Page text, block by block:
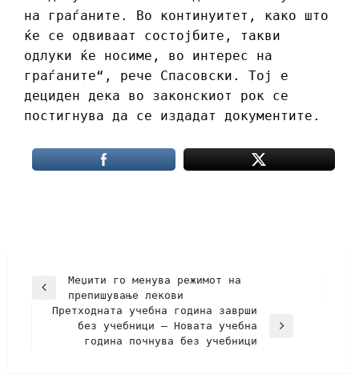
на граѓаните. Во континуитет, како што
ќе се одвиваат состојбите, такви
одлуки ќе носиме, во интерес на
граѓаните“, рече Спасовски. Тој е
дециден дека во законскиот рок се
постигнува да се издадат документите.
Меџити го менува режимот на
препишување лекови
Претходната учебна година заврши
без учебници – Новата учебна
година почнува без учебници